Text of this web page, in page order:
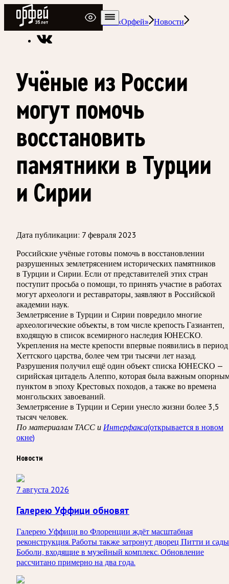
Радио Орфей
Радио классической музыки «Орфей» Новости
Учёные из России
могут помочь
восстановить
памятники в Турции
и Сирии
Дата публикации: 7 февраля 2023
Российские учёные готовы помочь в восстановлении
разрушенных землетрясением исторических памятников
в Турции и Сирии. Если от представителей этих стран
поступит просьба о помощи, то принять участие в работах
могут археологи и реставраторы, заявляют в Российской
академии наук.
Землетрясение в Турции и Сирии повредило многие
археологические объекты, в том числе крепость Газиантеп,
входящую в список всемирного наследия ЮНЕСКО.
Укрепления на месте крепости впервые появились в период
Хеттского царства, более чем три тысячи лет назад.
Разрушения получил ещё один объект списка ЮНЕСКО —
сирийская цитадель Алеппо, которая была важным
пунктом в эпоху Крестовых походов, а также во времена
монгольских завоеваний.
Землетрясение в Турции и Серии унесло жизни более 3,5
тысяч человек.
По материалам ТАСС и Интерфакса(открывается в новом
окне)
Новости
7 августа 2026
Галерею Уффици обновят
Галерею Уффици во Флоренции ждёт масштабная
реконструкция. Работы также затронут дворец Питти и сады
Боболи, входящие в музейный комплекс. Обновление
рассчитано примерно на два года.